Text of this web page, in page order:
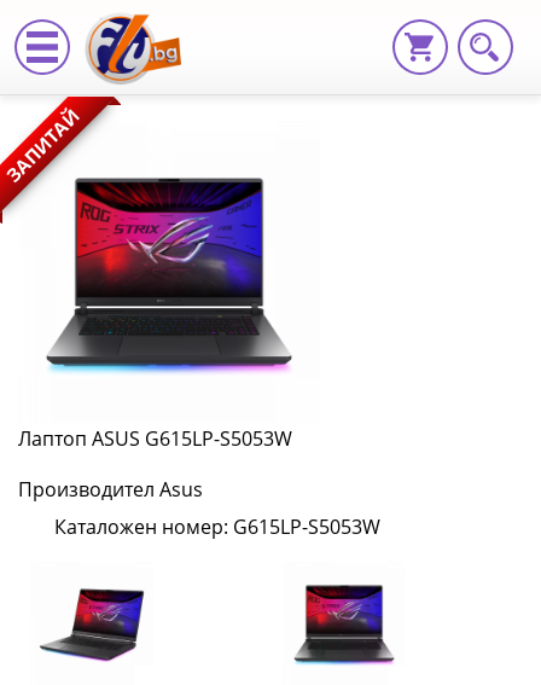
Лаптоп
ASUS
G615LP-
S5053W
G615LP-
S5053W
|
Fly.bg
ЗАПИТАЙ
Лаптоп ASUS G615LP-S5053W
Производител Asus
Каталожен номер: G615LP-S5053W